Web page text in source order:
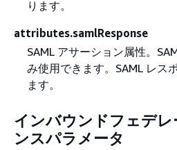
ります。
attributes.samlResponse
SAML アサーション属性。
み使用できます。SAML レス
ます。
インバウンドフェデ
ンスパラメータ